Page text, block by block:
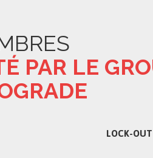
PAR LE
LOCK-OUT